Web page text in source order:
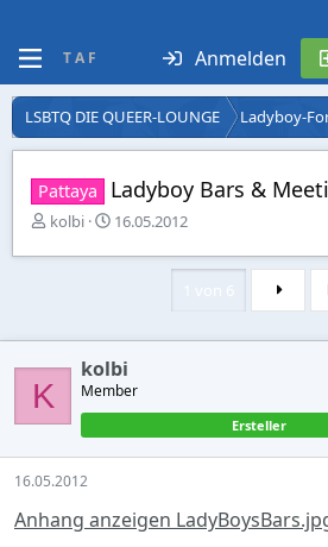
T A F Anmelden
LSBTQ DIE QUEER-LOUNGE Ladyboy-
Pattaya Ladyboy Bars &
E
s
l
e
r
kolbi
E
s
l
t
a
m
16.05.2012
K
kolbi
Member
Ersteller
16.05.2012
Anhang anzeigen